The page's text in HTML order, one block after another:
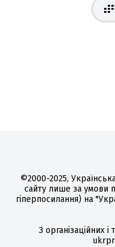
©2000-2025,
сайту лише за умови
гіперпосилання) на
З організаційних